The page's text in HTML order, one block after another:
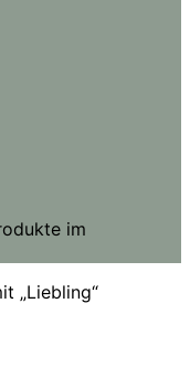
im
„Liebling“